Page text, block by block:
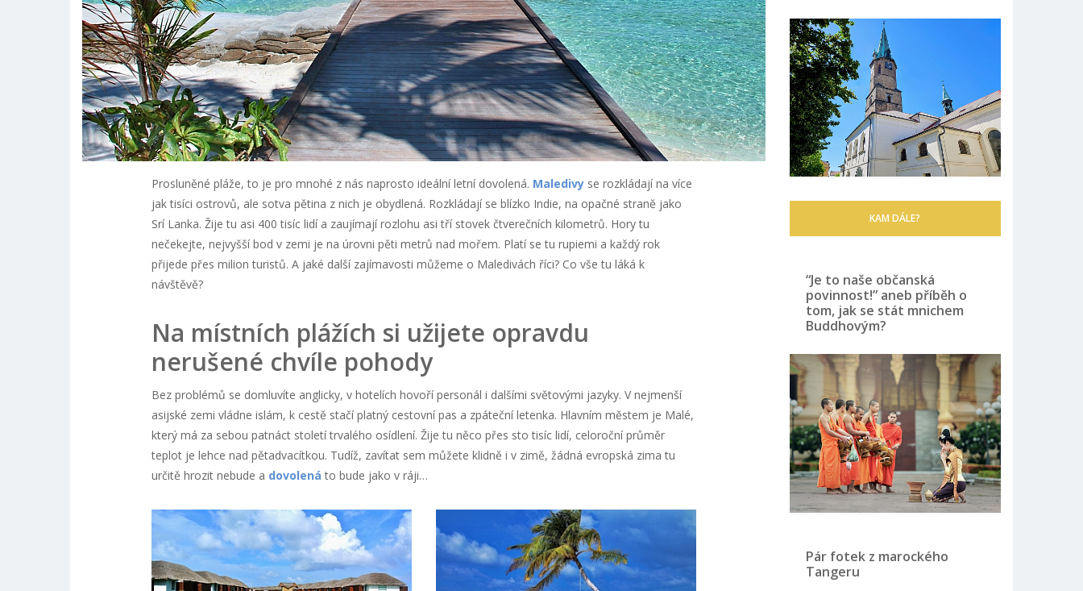
Prosluněné pláže, to je pro mnohé z nás naprosto ideální letní dovolená. Maledivyse rozkládají na více
jak tisíci ostrovů, ale sotva pětina z nich je obydlená. Rozkládají se blízko Indie, na opačné straně jako
Srí Lanka. Žije tu asi 400 tisíc lidí a zaujímají rozlohu asi tří stovek čtverečních kilometrů. Hory tu
nečekejte, nejvyšší bod v zemi je na úrovni pěti metrů nad mořem. Platí se tu rupiemi a každý rok
přijede přes milion turistů. A jaké další zajímavosti můžeme o Maledivách říci? Co vše tu láká k
návštěvě?
Na místních plážích si užijete opravdu
nerušené chvíle pohody
Bez problémů se domluvíte anglicky, v hotelích hovoří personál i dalšími světovými jazyky. V nejmenší
asijské zemi vládne islám, k cestě stačí platný cestovní pas a zpáteční letenka. Hlavním městem je Malé,
který má za sebou patnáct století trvalého osídlení. Žije tu něco přes sto tisíc lidí, celoroční průměr
teplot je lehce nad pětadvacítkou. Tudíž, zavítat sem můžete klidně i v zimě, žádná evropská zima tu
určitě hrozit nebude a dovolenáto bude jako v ráji…
KAM DÁLE?
“Je to naše občanská
povinnost!” aneb příběh o
tom, jak se stát mnichem
Buddhovým?
Pár fotek z marockého
Tangeru